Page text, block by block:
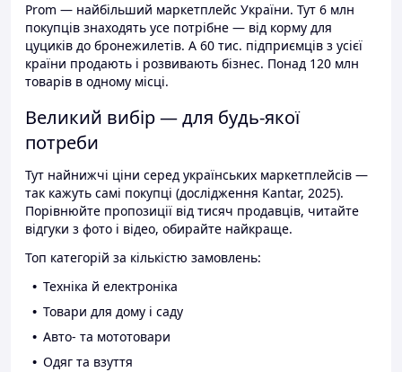
Prom — найбільший маркетплейс України. Тут 6 млн
покупців знаходять усе потрібне — від корму для
цуциків до бронежилетів. А 60 тис. підприємців з усієї
країни продають і розвивають бізнес. Понад 120 млн
товарів в одному місці.
Великий вибір — для будь-якої
потреби
Тут найнижчі ціни серед українських маркетплейсів —
так кажуть самі покупці (дослідження Kantar, 2025).
Порівнюйте пропозиції від тисяч продавців, читайте
відгуки з фото і відео, обирайте найкраще.
Топ категорій за кількістю замовлень:
Техніка й електроніка
Товари для дому і саду
Авто- та мототовари
Одяг та взуття